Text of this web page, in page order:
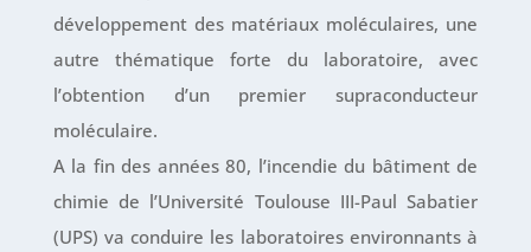
développement des matériaux moléculaires, une
autre thématique forte du laboratoire, avec
l’obtention d’un premier supraconducteur
moléculaire.
A la fin des années 80, l’incendie du bâtiment de
chimie de l’Université Toulouse III-Paul Sabatier
(UPS) va conduire les laboratoires environnants à